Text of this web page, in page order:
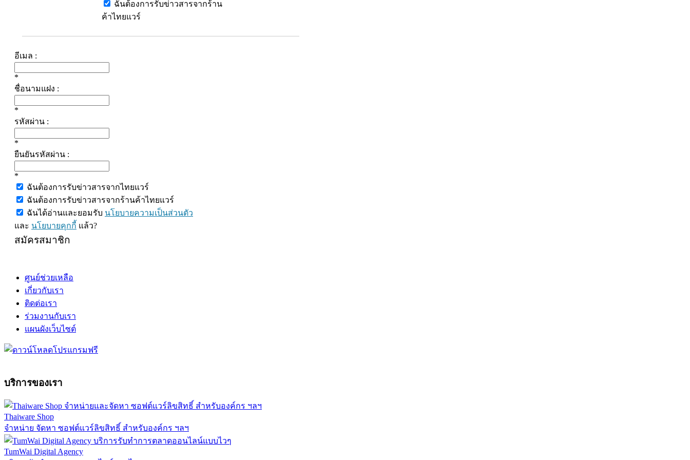
ฉันต้องการรับข่าวสารจากร้าน
ค้าไทยแวร์
อีเมล :
*
ชื่อนามแฝง :
*
รหัสผ่าน :
*
ยืนยันรหัสผ่าน :
*
ฉันต้องการรับข่าวสารจากไทยแวร์
ฉันต้องการรับข่าวสารจากร้านค้าไทยแวร์
ฉันได้อ่านและยอมรับ นโยบายความเป็นส่วนตัว
และ นโยบายคุกกี้ แล้ว?
สมัครสมาชิก
ศูนย์ช่วยเหลือ
เกี่ยวกับเรา
ติดต่อเรา
ร่วมงานกับเรา
แผนผังเว็บไซต์
บริการของเรา
Thaiware Shop
จำหน่าย จัดหา ซอฟต์แวร์ลิขสิทธิ์ สำหรับองค์กร ฯลฯ
TumWai Digital Agency